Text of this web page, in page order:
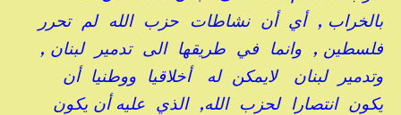
بالخراب , أي أن نشاطات حزب الله لم تحرر
فلسطين , وانما في طريقها الى تدمير لبنان ,
وتدمير لبنان لايمكن له أخلاقيا ووطنيا أن
يكون انتصارا لحزب الله, الذي عليه أن يكون